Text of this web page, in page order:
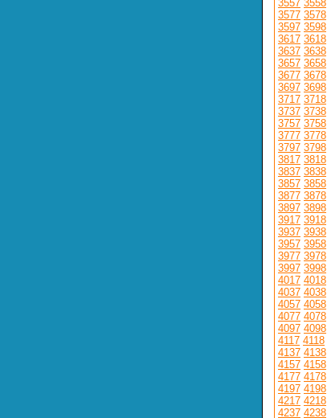
3557 3558
3577 3578
3597 3598
3617 3618
3637 3638
3657 3658
3677 3678
3697 3698
3717 3718
3737 3738
3757 3758
3777 3778
3797 3798
3817 3818
3837 3838
3857 3858
3877 3878
3897 3898
3917 3918
3937 3938
3957 3958
3977 3978
3997 3998
4017 4018
4037 4038
4057 4058
4077 4078
4097 4098
4117 4118
4137 4138
4157 4158
4177 4178
4197 4198
4217 4218
4237 4238